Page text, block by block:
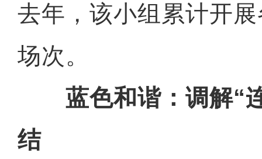
去年，该小组累计开
场次。
蓝色和谐：调解“
结